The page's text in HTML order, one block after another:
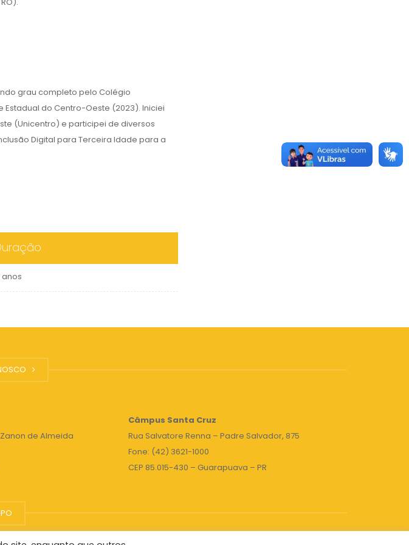
grau completo pelo Colégio
do Centro-Oeste (2023). Iniciei
(Unicentro) e participei de diversos
Digital para Terceira Idade para a
anos
de Almeida
Câmpus Santa Cruz
Rua Salvatore Renna – Padre Salvador, 875
Fone: (42) 3621-1000
CEP 85.015-430 – Guarapuava – PR